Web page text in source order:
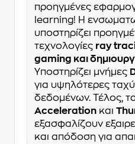
προηγμένες
learning! Η
υποστηρίζει
τεχνολογίες ray
gaming και
Υποστηρίζει μνήμες
για υψηλότερες
δεδομένων. Τέλος,
Acceleration και
εξασφαλίζουν
και απόδοση για